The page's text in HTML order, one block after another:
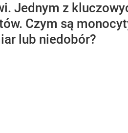
Jednym z
Czym są
lub niedobór?